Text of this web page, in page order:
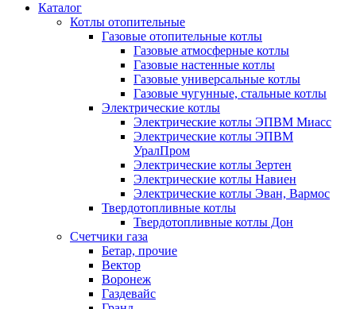
Каталог
Котлы отопительные
Газовые отопительные котлы
Газовые атмосферные котлы
Газовые настенные котлы
Газовые универсальные котлы
Газовые чугунные, стальные котлы
Электрические котлы
Электрические котлы ЭПВМ Миасс
Электрические котлы ЭПВМ
УралПром
Электрические котлы Зертен
Электрические котлы Навиен
Электрические котлы Эван, Вармос
Твердотопливные котлы
Твердотопливные котлы Дон
Счетчики газа
Бетар, прочие
Вектор
Воронеж
Газдевайс